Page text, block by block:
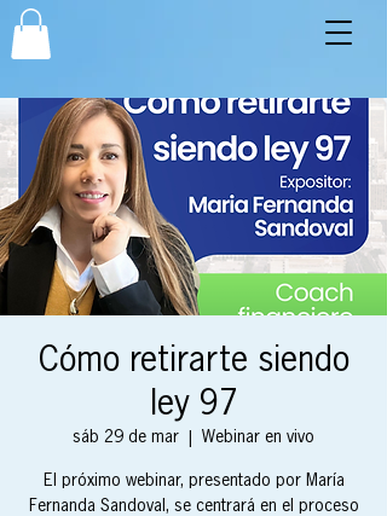
Cómo retirarte siendo
ley 97
sáb 29 de mar Webinar en vivo
El próximo webinar, presentado por María
Fernanda Sandoval, se centrará en el proceso